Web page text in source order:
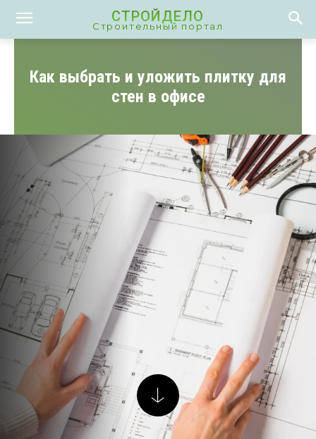
СТРОЙДЕЛО
Строительный портал
Как выбрать и уложить плитку для
стен в офисе